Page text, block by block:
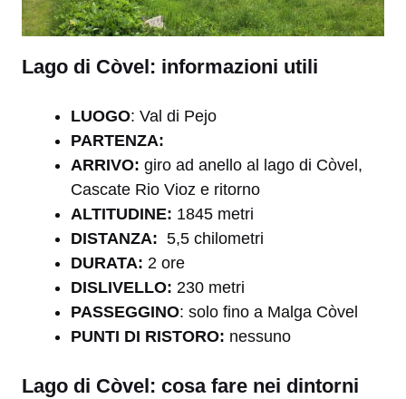
Lago di Còvel: informazioni utili
LUOGO: Val di Pejo
PARTENZA:
ARRIVO: giro ad anello al lago di Còvel,
Cascate Rio Vioz e ritorno
ALTITUDINE: 1845 metri
DISTANZA: 5,5 chilometri
DURATA: 2 ore
DISLIVELLO: 230 metri
PASSEGGINO: solo fino a Malga Còvel
PUNTI DI RISTORO: nessuno
Lago di Còvel: cosa fare nei dintorni